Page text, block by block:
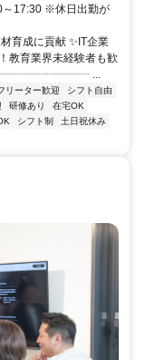
17:30 ※休日出勤が
育成に貢献 ✨IT企業
教育業界未経験者も歓
...
リーター歓迎
シフト自由
研修あり
在宅OK
シフト制
土日祝休み